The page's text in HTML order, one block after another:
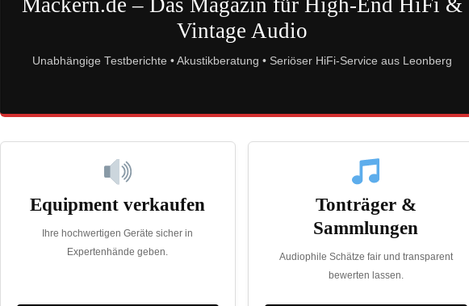
Mackern.de – Das Magazin für High-End HiFi &
Vintage Audio
Unabhängige Testberichte • Akustikberatung • Seriöser HiFi-Service aus Leonberg
Equipment verkaufen
Ihre hochwertigen Geräte sicher in
Expertenhände geben.
Tonträger &
Sammlungen
Audiophile Schätze fair und transparent
bewerten lassen.